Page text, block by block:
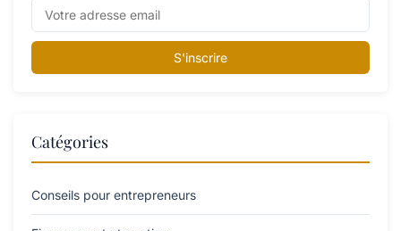
S'inscrire
Catégories
Conseils pour entrepreneurs